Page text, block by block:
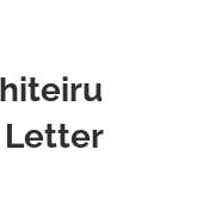
Letter